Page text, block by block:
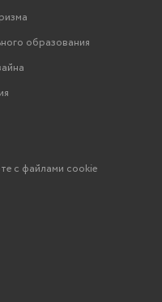
образования
с файлами cookie